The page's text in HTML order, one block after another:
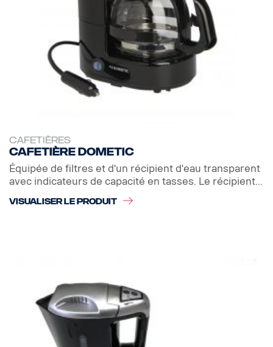
CAFETIÈRES
Cafetière Dometic
Équipée de filtres et d'un récipient d'eau transparent
avec indicateurs de capacité en tasses. Le récipient...
VISUALISER LE PRODUIT